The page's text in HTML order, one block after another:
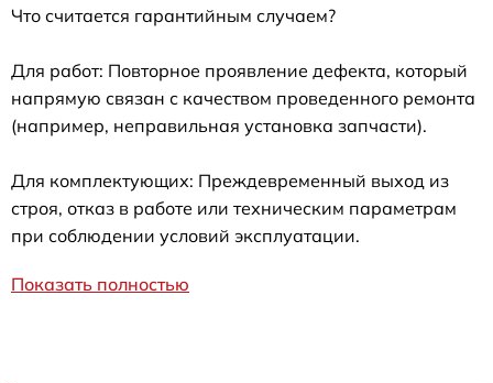
Что считается гарантийным случаем?
Для работ: Повторное проявление дефекта, который
напрямую связан с качеством проведенного ремонта
(например, неправильная установка запчасти).
Для комплектующих: Преждевременный выход из
строя, отказ в работе или техническим параметрам
при соблюдении условий эксплуатации.
Показать полностью